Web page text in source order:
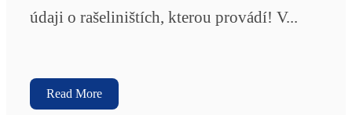
údaji o rašeliništích, kterou provádí! V...
Read More